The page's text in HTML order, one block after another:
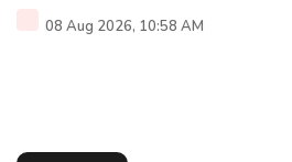
08 Aug 2026, 10:58 AM